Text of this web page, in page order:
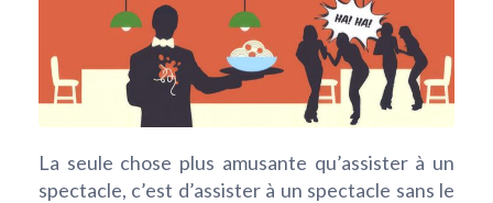
La seule chose plus amusante qu’assister à un
spectacle, c’est d’assister à un spectacle sans le